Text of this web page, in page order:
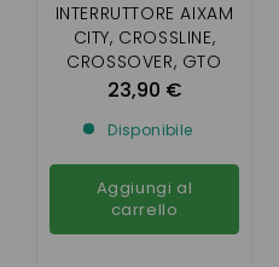
INTERRUTTORE AIXAM
CITY, CROSSLINE,
CROSSOVER, GTO
IMPULSION E VISION
23,90 €
Disponibile
Aggiungi al
carrello